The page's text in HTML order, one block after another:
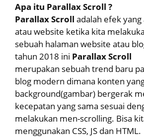
Apa itu Parallax Scroll ?
Parallax Scroll adalah efek yang
atau website ketika kita
sebuah halaman website atau
tahun 2018 ini Parallax Scroll
merupakan sebuah trend baru
blog modern dimana konten
background(gambar) bergerak
kecepatan yang sama sesuai
melakukan men-scrolling. Bisa
menggunakan CSS, JS dan HTML.